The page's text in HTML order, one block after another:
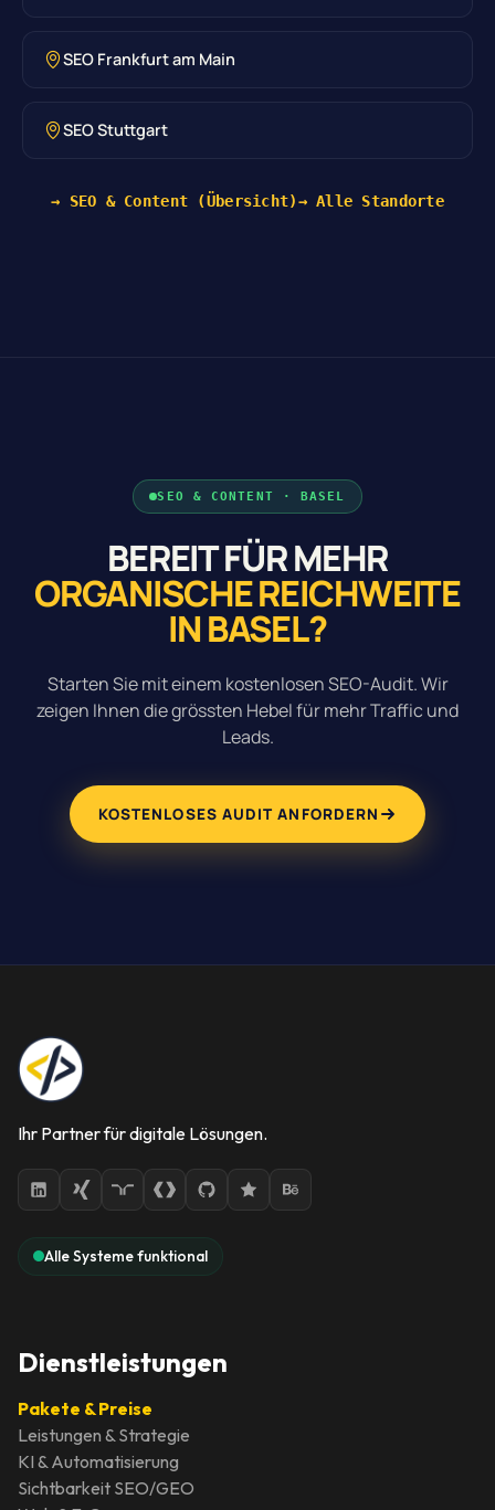
SEO Frankfurt am Main
SEO Stuttgart
→ SEO & Content (Übersicht)→ Alle Standorte
SEO & CONTENT · BASEL
BEREIT FÜR MEHR
ORGANISCHE REICHWEITE
IN BASEL?
Starten Sie mit einem kostenlosen SEO-Audit. Wir
zeigen Ihnen die grössten Hebel für mehr Traffic und
Leads.
KOSTENLOSES AUDIT ANFORDERN
Ihr Partner für digitale Lösungen.
Alle Systeme funktional
Dienstleistungen
Pakete & Preise
Leistungen & Strategie
KI & Automatisierung
Sichtbarkeit SEO/GEO